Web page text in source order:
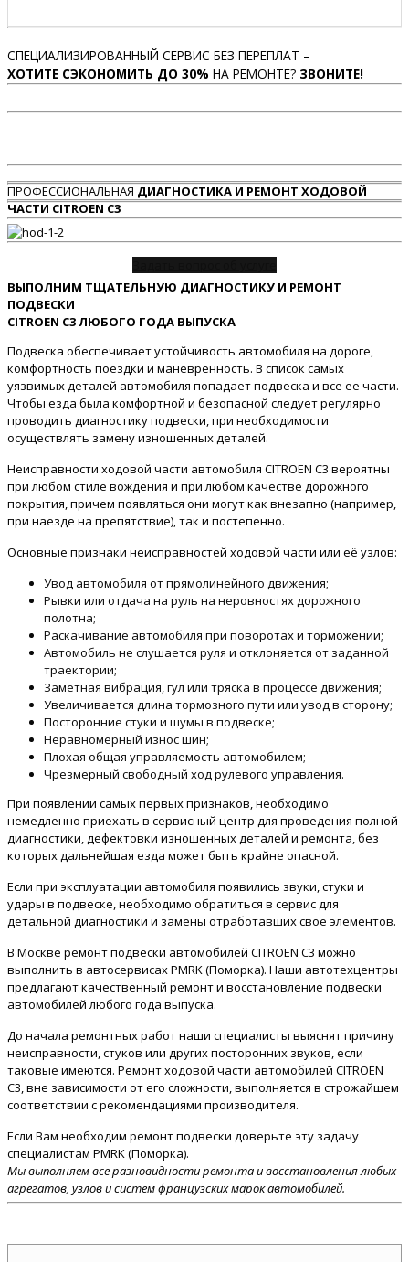
СПЕЦИАЛИЗИРОВАННЫЙ СЕРВИС БЕЗ ПЕРЕПЛАТ –
ХОТИТЕ СЭКОНОМИТЬ ДО 30% НА РЕМОНТЕ? ЗВОНИТЕ!
ПРОФЕССИОНАЛЬНАЯ ДИАГНОСТИКА И РЕМОНТ ХОДОВОЙ
ЧАСТИ CITROEN C3
ВЫПОЛНИМ ТЩАТЕЛЬНУЮ ДИАГНОСТИКУ И РЕМОНТ
ПОДВЕСКИ
CITROEN C3 ЛЮБОГО ГОДА ВЫПУСКА
Подвеска обеспечивает устойчивость автомобиля на дороге,
комфортность поездки и маневренность. В список самых
уязвимых деталей автомобиля попадает подвеска и все ее части.
Чтобы езда была комфортной и безопасной следует регулярно
проводить диагностику подвески, при необходимости
осуществлять замену изношенных деталей.
Неисправности ходовой части автомобиля CITROEN C3 вероятны
при любом стиле вождения и при любом качестве дорожного
покрытия, причем появляться они могут как внезапно (например,
при наезде на препятствие), так и постепенно.
Основные признаки неисправностей ходовой части или её узлов:
Увод автомобиля от прямолинейного движения;
Рывки или отдача на руль на неровностях дорожного
полотна;
Раскачивание автомобиля при поворотах и торможении;
Автомобиль не слушается руля и отклоняется от заданной
траектории;
Заметная вибрация, гул или тряска в процессе движения;
Увеличивается длина тормозного пути или увод в сторону;
Посторонние стуки и шумы в подвеске;
Неравномерный износ шин;
Плохая общая управляемость автомобилем;
Чрезмерный свободный ход рулевого управления.
При появлении самых первых признаков, необходимо
немедленно приехать в сервисный центр для проведения полной
диагностики, дефектовки изношенных деталей и ремонта, без
которых дальнейшая езда может быть крайне опасной.
Если при эксплуатации автомобиля появились звуки, стуки и
удары в подвеске, необходимо обратиться в сервис для
детальной диагностики и замены отработавших свое элементов.
В Москве ремонт подвески автомобилей CITROEN C3 можно
выполнить в автосервисах PMRK (Поморка). Наши автотехцентры
предлагают качественный ремонт и восстановление подвески
автомобилей любого года выпуска.
До начала ремонтных работ наши специалисты выяснят причину
неисправности, стуков или других посторонних звуков, если
таковые имеются. Ремонт ходовой части автомобилей CITROEN
C3, вне зависимости от его сложности, выполняется в строжайшем
соответствии с рекомендациями производителя.
Если Вам необходим ремонт подвески доверьте эту задачу
специалистам PMRK (Поморка).
Мы выполняем все разновидности ремонта и восстановления любых
агрегатов, узлов и систем французских марок автомобилей.